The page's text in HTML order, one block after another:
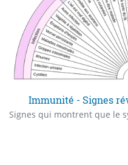
Immunité - Signes
Signes qui montrent que le